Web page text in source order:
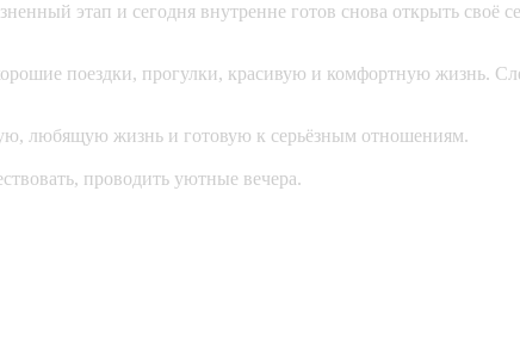
этап и сегодня внутренне готов снова открыть своё
поездки, прогулки, красивую и комфортную жизнь.
любящую жизнь и готовую к серьёзным отношениям.
проводить уютные вечера.